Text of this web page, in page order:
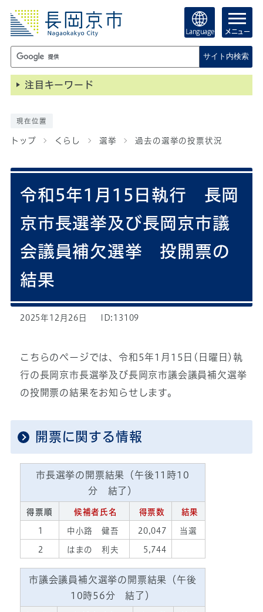
Language メニュー
サイト内検索
注目キーワード
現在位置
トップ くらし 選挙 過去の選挙の投票状況
令和5年1月15日執行 長岡
京市長選挙及び長岡京市議
会議員補欠選挙 投開票の
結果
2025年12月26日 ID:13109
こちらのページでは、令和5年1月15日(日曜日)執
行の長岡京市長選挙及び長岡京市議会議員補欠選挙
の投開票の結果をお知らせします。
開票に関する情報
市長選挙の開票結果（午後11時10
分 結了）
得票順 候補者氏名 得票数 結果
1 中小路 健吾 20,047 当選
2 はまの 利夫 5,744
市議会議員補欠選挙の開票結果（午後
10時56分 結了）